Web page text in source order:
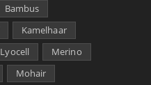
Bambus
Kamelhaar
Lyocell
Merino
Mohair